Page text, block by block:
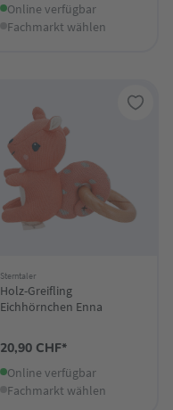
Online verfügbar
Fachmarkt wählen
Sterntaler
Holz-Greifling
Eichhörnchen Enna
20,90 CHF*
Online verfügbar
Fachmarkt wählen